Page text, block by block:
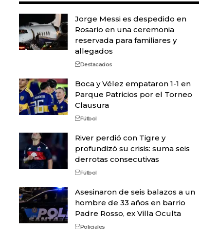
Jorge Messi es despedido en
Rosario en una ceremonia
reservada para familiares y
allegados
Destacados
Boca y Vélez empataron 1-1 en
Parque Patricios por el Torneo
Clausura
Fútbol
River perdió con Tigre y
profundizó su crisis: suma seis
derrotas consecutivas
Fútbol
Asesinaron de seis balazos a un
hombre de 33 años en barrio
Padre Rosso, ex Villa Oculta
Policiales